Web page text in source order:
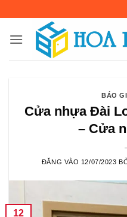
nội
BÁO
Cửa nhựa Đài
– Cửa
ĐĂNG VÀO 12/07/2023
12